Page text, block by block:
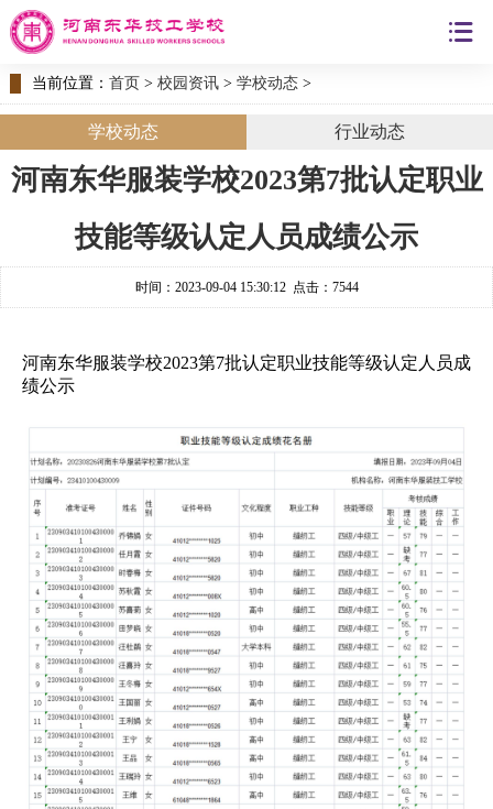
当前位置： 首页 > 校园资讯> 学校动态>
学校动态 行业动态
河南东华服装学校2023第7批认定职业
技能等级认定人员成绩公示
时间：2023-09-04 15:30:12 点击：7544
河南东华服装学校2023第7批认定职业技能等级认定人员成
绩公示